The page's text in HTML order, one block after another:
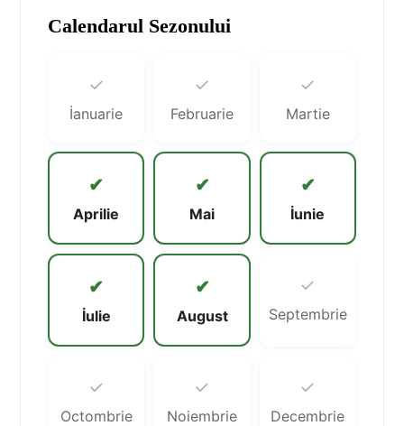
Calendarul Sezonului
✓
İanuarie
✓
Februarie
✓
Martie
✔
Aprilie
✔
Mai
✔
İunie
✔
İulie
✔
August
✓
Septembrie
✓
Octombrie
✓
Noiembrie
✓
Decembrie